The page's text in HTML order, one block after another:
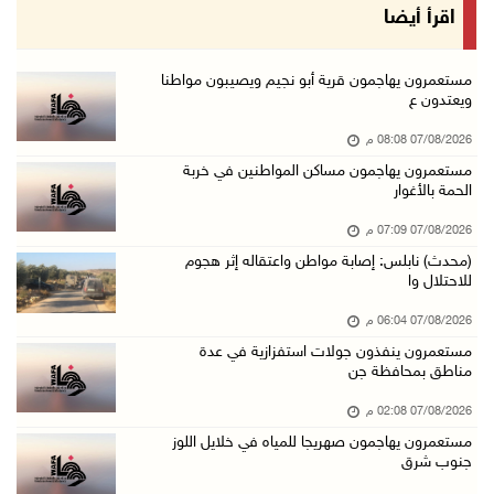
70 ألفا يؤدون صلاة الجمعة في المسجد الأقصى
الرئاسة تدين الهجمات الصاروخية على المملكة ال ...
07/آب/2026 02:19 م
مستعمرون ينفذون جولات استفزازية في عدة مناطق ...
مستعمرون يهاجمون صهريجا للمياه في خلايل اللوز ...
07/آب/2026 01:38 م
مستعمرون يهاجمون مجددا تجمع الكعابنة شرق الطي ...
07/آب/2026 10:25 ص
اقرأ أيضا
مستعمرون يهاجمون قرية أبو نجيم ويصيبون مواطنا
ويعتدون ع
07/08/2026 08:08 م
مستعمرون يهاجمون مساكن المواطنين في خربة
الحمة بالأغوار
07/08/2026 07:09 م
(محدث) نابلس: إصابة مواطن واعتقاله إثر هجوم
للاحتلال وا
07/08/2026 06:04 م
مستعمرون ينفذون جولات استفزازية في عدة
مناطق بمحافظة جن
07/08/2026 02:08 م
مستعمرون يهاجمون صهريجا للمياه في خلايل اللوز
جنوب شرق